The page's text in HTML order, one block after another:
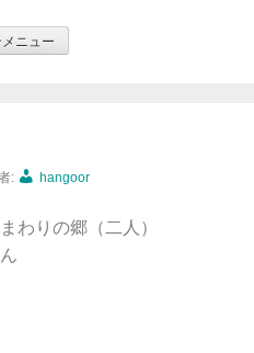
ニュー
: hangoor
わりの郷（二人）